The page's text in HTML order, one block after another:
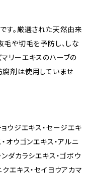
す。厳選された天然由来
毛や切毛を予防し、しな
リーエキスのハーブの
腐剤は使用していませ
ウジエキス・セージエキ
オウゴンエキス・アルニ
ダカラシエキス・ゴボウ
エキス・セイヨウアカマ